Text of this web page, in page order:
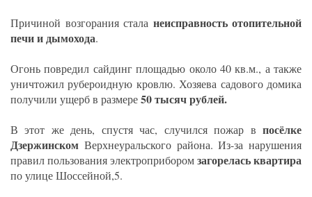
Причиной возгорания стала неисправность отопительной
печи и дымохода.
Огонь повредил сайдинг площадью около 40 кв.м., а также
уничтожил рубероидную кровлю. Хозяева садового домика
получили ущерб в размере50 тысяч рублей.
В этот же день, спустя час, случился пожар в посёлке
Дзержинском Верхнеуральского района. Из-за нарушения
правил пользования электроприборомзагорелась квартира
по улице Шоссейной,5.